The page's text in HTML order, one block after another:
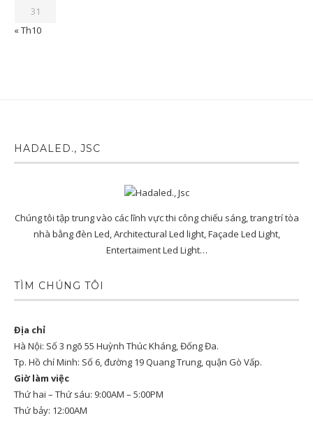
31
« Th10
HADALED., JSC
Chúng tôi tập trung vào các lĩnh vực thi công chiếu sáng, trang trí tòa
nhà bằng đèn Led, Architectural Led light, Façade Led Light,
Entertaiment Led Light…
TÌM CHÚNG TÔI
Địa chỉ
Hà Nội: Số 3 ngõ 55 Huỳnh Thúc Kháng, Đống Đa.
Tp. Hồ chí Minh: Số 6, đường 19 Quang Trung, quận Gò Vấp.
Giờ làm việc
Thứ hai – Thứ sáu: 9:00AM – 5:00PM
Thứ bảy: 12:00AM